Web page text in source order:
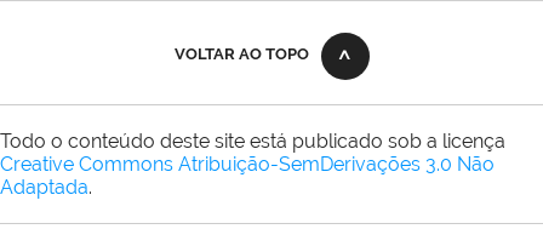
VOLTAR AO TOPO
Todo o conteúdo deste site está publicado sob a licença
Creative Commons Atribuição-SemDerivações 3.0 Não
Adaptada.